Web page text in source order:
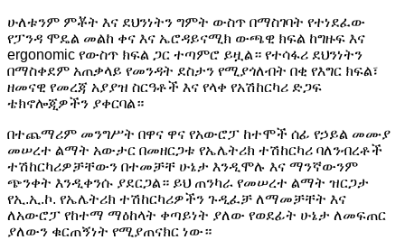
ሁለቱንም ምቾት እና ደህንነትን ግምት ውስጥ በማስገባት የተነደፈው
የፓንዳ ሞዴል መልከ ቀና እና ኤሮዳይናሚክ ውጫዊ ክፍል ከግዙፍ እና
ergonomic የውስጥ ክፍል ጋር ተጣምሮ ይዟል። የተሳፋሪ ደህንነትን
በማስቀደም አጠቃላይ የመንዳት ደስታን የሚያጎለብት በቂ የእግር ክፍል፣
ዘመናዊ የመረጃ አያያዝ ስርዓቶች እና የላቀ የአሽከርካሪ ድጋፍ
ቴክኖሎጂዎችን ያቀርባል።
በተጨማሪም መንግሥት በዋና ዋና የአውሮፓ ከተሞች ሰፊ የኃይል መሙያ
መሠረተ ልማት አውታር በመዘርጋቱ የኤሌትሪክ ተሽከርካሪ ባለንብረቶች
ተሽከርካሪዎቻቸውን በተመቻቸ ሁኔታ እንዲሞሉ እና ማንኛውንም
ጭንቀት እንዲቀንሱ ያደርጋል። ይህ ጠንካራ የመሠረተ ልማት ዝርጋታ
የኢ.ኢ.ኮ. የኤሌትሪክ ተሽከርካሪዎችን ጉዲፈቻ ለማመቻቸት እና
ለአውሮፓ የከተማ ማዕከላት ቀጣይነት ያለው የወደፊት ሁኔታ ለመፍጠር
ያለውን ቁርጠኝነት የሚያጠናክር ነው።